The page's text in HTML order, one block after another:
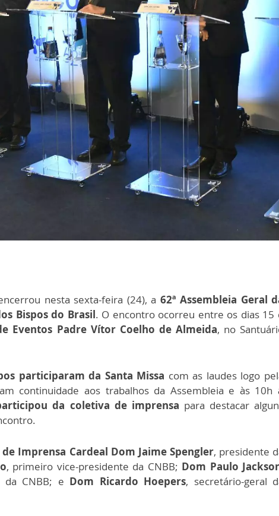
nesta sexta-feira (24), a 62ª Assembleia Geral
Bispos do Brasil. O encontro ocorreu entre os dias 15
Eventos Padre Vítor Coelho de Almeida, no
participaram da Santa Missa com as laudes logo
continuidade aos trabalhos da Assembleia e às 10h
da coletiva de imprensa para destacar
Imprensa Cardeal Dom Jaime Spengler, presidente
, primeiro vice-presidente da CNBB; Dom Paulo
da CNBB; e Dom Ricardo Hoepers, secretário-geral